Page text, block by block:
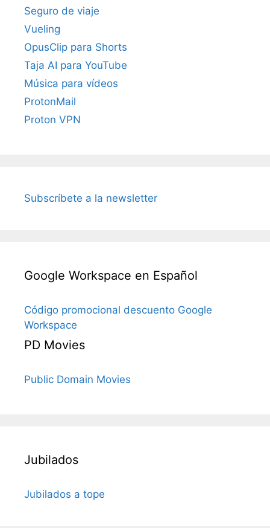
Seguro de viaje
Vueling
OpusClip para Shorts
Taja AI para YouTube
Música para vídeos
ProtonMail
Proton VPN
Subscríbete a la newsletter
Google Workspace en Español
Código promocional descuento Google
Workspace
PD Movies
Public Domain Movies
Jubilados
Jubilados a tope